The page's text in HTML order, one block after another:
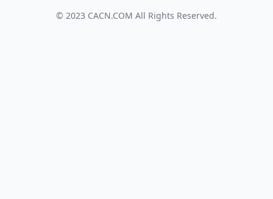
© 2023 CACN.COM All Rights Reserved.